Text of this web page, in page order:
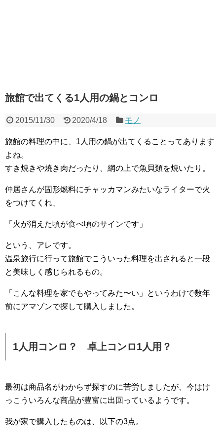
旅館で出てくる1人用の鍋とコンロ
2015/11/30 2020/4/18 モノ
旅館の料理の中に、1人用の鍋が出てくることってあります
よね。
すき焼きや焼き肉だったり、網の上で魚貝類を焼いたり。
仲居さんが固形燃料にチャッカマンみたいなライターで火
をつけてくれ、
「火が消えた頃が食べ頃のサインです」
という、アレです。
温泉旅行に行って旅館でこういった料理を出されると一段
と美味しく感じられるもの。
「こんな料理を家でもやってみた〜い」というわけで数年
前にアマゾンで探して購入しました。
1人用コンロ？ 卓上コンロ1人用？
最初は商品名がわからず探すのに苦労しましたが、今はけ
っこういろんな商品が豊富に出回っているようです。
我が家で購入したものは、以下の3点。